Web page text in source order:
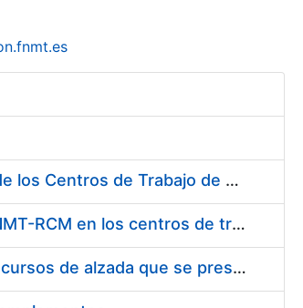
Suministro de Protectores Auditivos a medida para las personas trabajadoras de los Centros de Trabajo de Madrid y Burgos
Suministro de gafas graduadas antiproyecciones para los trabajadores de la FNMT-RCM en los centros de trabajo de Madrid y Burgos
Servicios de una empresa externa para el asesoramiento y resolución de los recursos de alzada que se presentan relacionados con procesos de selección para la FNMT-RCM